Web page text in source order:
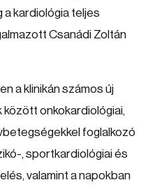
kardiológia teljes
Csanádi Zoltán
a klinikán számos új
onkokardiológiai,
foglalkozó
, sportkardiológiai és
valamint a napokban